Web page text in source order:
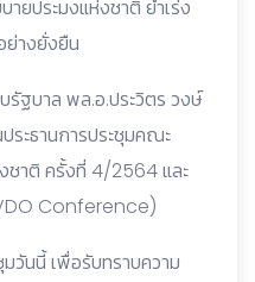
ายประมงแห่งชาติ ย้ำเร่ง
างยั่งยืน
รัฐบาล พล.อ.ประวิตร วงษ์
ะธานการประชุมคณะ
ชาติ ครั้งที่ 4/2564 และ
Conference)
วันนี้ เพื่อรับทราบความ